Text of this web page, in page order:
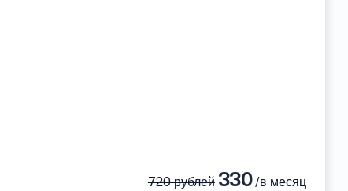
720 рублей330/в месяц